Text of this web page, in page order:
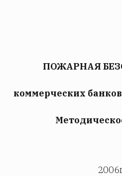
ПОЖАРНАЯ
коммерческих